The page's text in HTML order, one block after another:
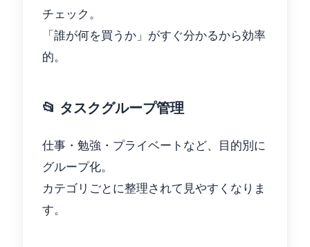
チェック。
「誰が何を買うか」がすぐ分かるから効率
的。
📂 タスクグループ管理
仕事・勉強・プライベートなど、目的別に
グループ化。
カテゴリごとに整理されて見やすくなりま
す。